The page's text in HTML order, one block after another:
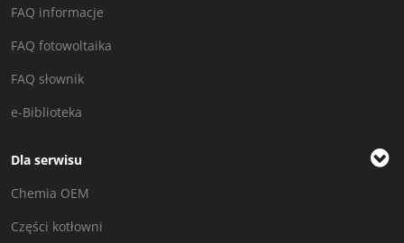
FAQ informacje
FAQ fotowoltaika
FAQ słownik
e-Biblioteka
Dla serwisu
Chemia OEM
Części kotłowni